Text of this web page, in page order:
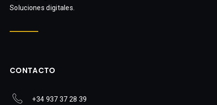
Soluciones digitales.
CONTACTO
+34 937 37 28 39